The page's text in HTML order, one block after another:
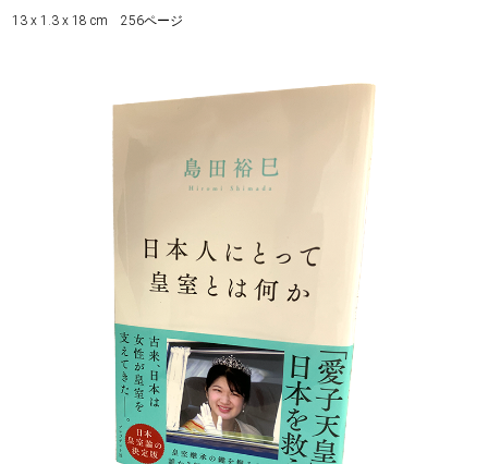
13 x 1.3 x 18 cm 256ページ